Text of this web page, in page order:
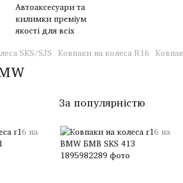
SKS/SJS Ковпаки на колеса R16
За популярністю